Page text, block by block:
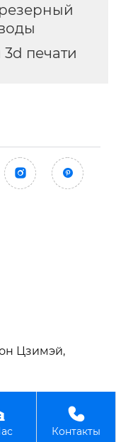
печати
 
Цзимэй,
Электрические

Контакты